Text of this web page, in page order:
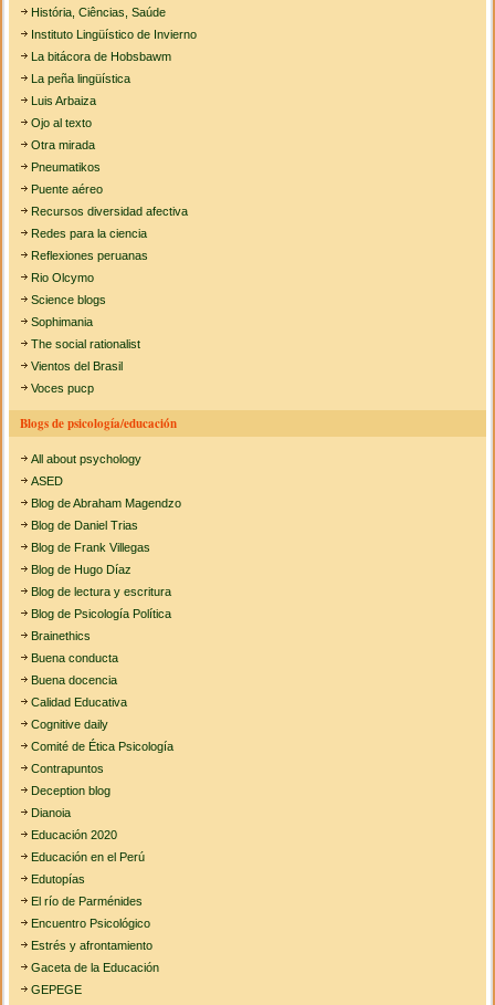
História, Ciências, Saúde
Instituto Lingüístico de Invierno
La bitácora de Hobsbawm
La peña lingüística
Luis Arbaiza
Ojo al texto
Otra mirada
Pneumatikos
Puente aéreo
Recursos diversidad afectiva
Redes para la ciencia
Reflexiones peruanas
Rio Olcymo
Science blogs
Sophimania
The social rationalist
Vientos del Brasil
Voces pucp
Blogs de psicología/educación
All about psychology
ASED
Blog de Abraham Magendzo
Blog de Daniel Trias
Blog de Frank Villegas
Blog de Hugo Díaz
Blog de lectura y escritura
Blog de Psicología Política
Brainethics
Buena conducta
Buena docencia
Calidad Educativa
Cognitive daily
Comité de Ética Psicología
Contrapuntos
Deception blog
Dianoia
Educación 2020
Educación en el Perú
Edutopías
El río de Parménides
Encuentro Psicológico
Estrés y afrontamiento
Gaceta de la Educación
GEPEGE